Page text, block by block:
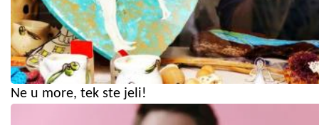
Ne u more, tek ste jeli!